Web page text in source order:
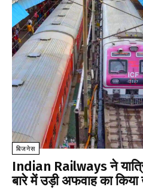
बिजनेस
Indian Railways ने
बारे में उड़ी अफवाह का